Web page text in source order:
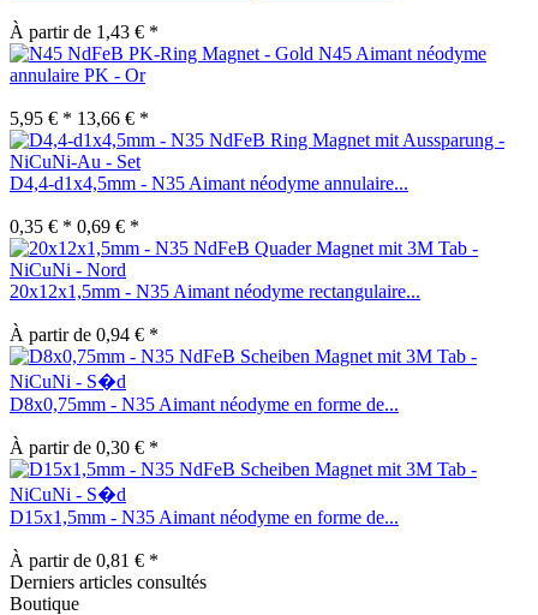
À partir de 1,43 € *
N45 Aimant néodyme
annulaire PK - Or
5,95 € * 13,66 € *
D4,4-d1x4,5mm - N35 Aimant néodyme annulaire...
0,35 € * 0,69 € *
20x12x1,5mm - N35 Aimant néodyme rectangulaire...
À partir de 0,94 € *
D8x0,75mm - N35 Aimant néodyme en forme de...
À partir de 0,30 € *
D15x1,5mm - N35 Aimant néodyme en forme de...
À partir de 0,81 € *
Derniers articles consultés
Boutique